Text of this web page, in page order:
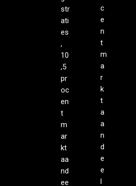
str
ati
es
,
10
,5
pr
oc
en
t
m
ar
kt
aa
nd
ee
c
e
n
t
m
a
r
k
t
a
a
n
d
e
e
l